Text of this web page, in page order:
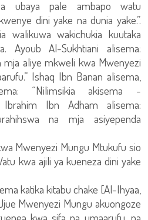
ubaya pale ambapo watu
dini yake na dunia yake.”.
walikuwa wakichukia kuutaka
Ayoub Al-Sukhtiani alisema:
mja aliye mkweli kwa Mwenyezi
Ishaq Ibn Banan alisema,
“Nilimsikia akisema -
Ibrahim Ibn Adham alisema:
na mja asiyependa
Mwenyezi Mungu Mtukufu sio
kwa ajili ya kueneza dini yake
katika kitabu chake [Al-Ihyaa,
Mwenyezi Mungu akuongoze